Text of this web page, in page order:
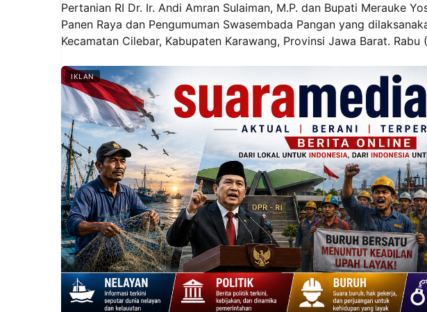
Pertanian RI Dr. Ir. Andi Amran Sulaiman, M.P. dan Bupati Merauke
Panen Raya dan Pengumuman Swasembada Pangan yang
Kecamatan Cilebar, Kabupaten Karawang, Provinsi Jawa Barat. Rabu
IKLAN